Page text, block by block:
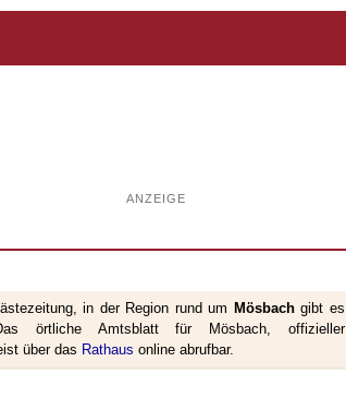
ANZEIGE
in der Region rund um Mösbachgibt es
örtliche Amtsblatt für Mösbach, offizieller
über das Rathaus online abrufbar.